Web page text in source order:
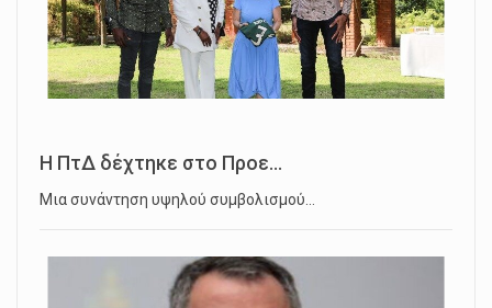
Η ΠτΔ δέχτηκε στο Προε...
Μια συνάντηση υψηλού συμβολισμού…